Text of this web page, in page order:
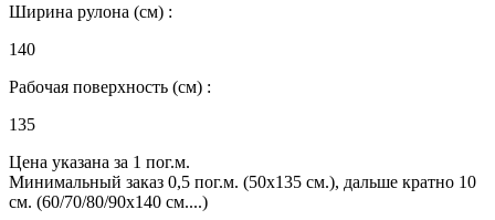
Ширина рулона (см) :
140
Рабочая поверхность (см) :
135
Цена указана за 1 пог.м.
Минимальный заказ 0,5 пог.м. (50х135 см.), дальше кратно 10
см. (60/70/80/90х140 см....)